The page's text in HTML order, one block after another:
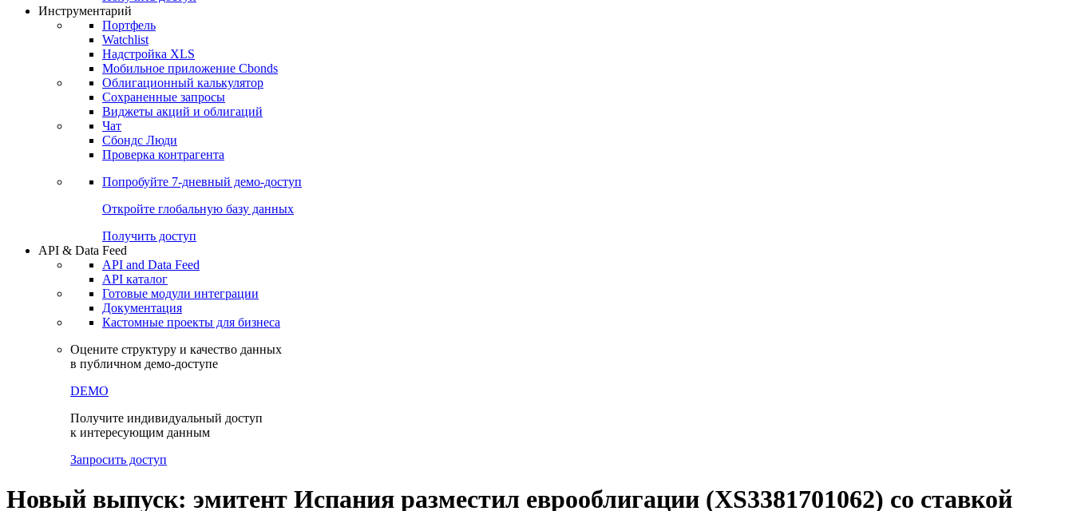
Откройте глобальную базу данных
Получить доступ
Инструментарий
Портфель
Watchlist
Надстройка XLS
Мобильное приложение Cbonds
Облигационный калькулятор
Сохраненные запросы
Виджеты акций и облигаций
Чат
Сбондс Люди
Проверка контрагента
Попробуйте7-дневный
Откройте глобальную базу данных
Получить доступ
API & Data Feed
API and Data Feed
API каталог
Документация
Кастомные проекты для бизнеса
Оцените структуру и качество данных
в публичном демо-доступе
DEMO
Получите индивидуальный доступ